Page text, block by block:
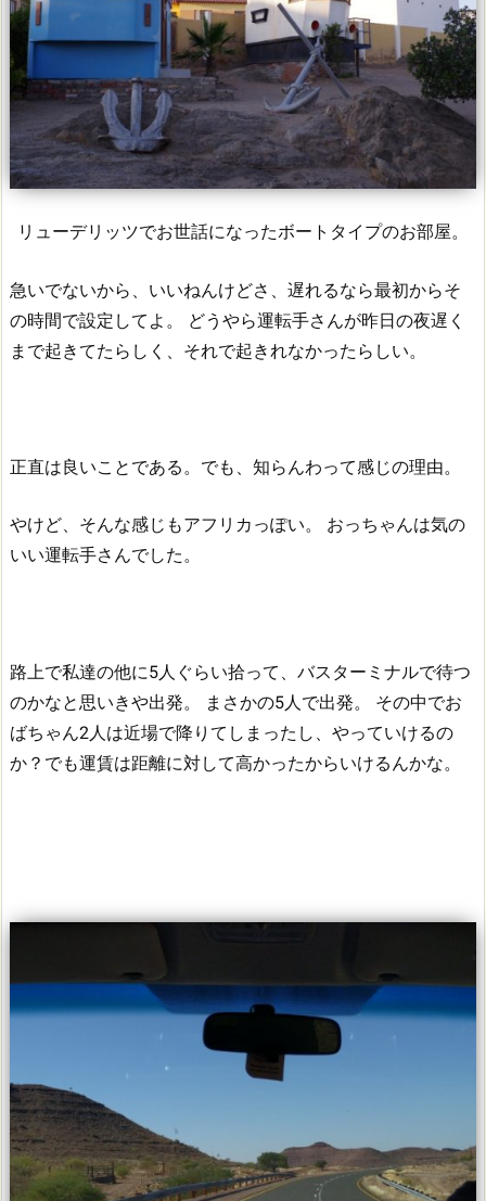
リューデリッツでお世話になったボートタイプのお部屋。
急いでないから、いいねんけどさ、遅れるなら最初からそ
の時間で設定してよ。
どうやら運転手さんが昨日の夜遅く
まで起きてたらしく、それで起きれなかったらしい。
正直は良いことである。でも、知らんわって感じの理由。
やけど、そんな感じもアフリカっぽい。
おっちゃんは気の
いい運転手さんでした。
路上で私達の他に5人ぐらい拾って、バスターミナルで待つ
のかなと思いきや出発。
まさかの5人で出発。
その中でお
ばちゃん2人は近場で降りてしまったし、やっていけるの
か？でも運賃は距離に対して高かったからいけるんかな。